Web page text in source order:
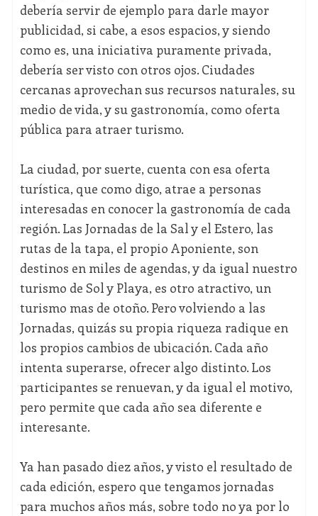
debería servir de ejemplo para darle mayor
publicidad, si cabe, a esos espacios, y siendo
como es, una iniciativa puramente privada,
debería ser visto con otros ojos. Ciudades
cercanas aprovechan sus recursos naturales, su
medio de vida, y su gastronomía, como oferta
pública para atraer turismo.
La ciudad, por suerte, cuenta con esa oferta
turística, que como digo, atrae a personas
interesadas en conocer la gastronomía de cada
región. Las Jornadas de la Sal y el Estero, las
rutas de la tapa, el propio Aponiente, son
destinos en miles de agendas, y da igual nuestro
turismo de Sol y Playa, es otro atractivo, un
turismo mas de otoño. Pero volviendo a las
Jornadas, quizás su propia riqueza radique en
los propios cambios de ubicación. Cada año
intenta superarse, ofrecer algo distinto. Los
participantes se renuevan, y da igual el motivo,
pero permite que cada año sea diferente e
interesante.
Ya han pasado diez años, y visto el resultado de
cada edición, espero que tengamos jornadas
para muchos años más, sobre todo no ya por lo